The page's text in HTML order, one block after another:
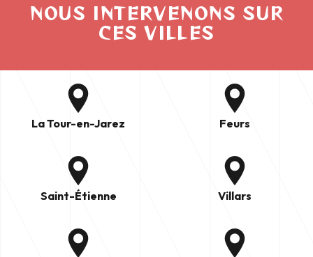
NOUS INTERVENONS SUR
CES VILLES
La Tour-en-Jarez Feurs
Saint-Étienne Villars